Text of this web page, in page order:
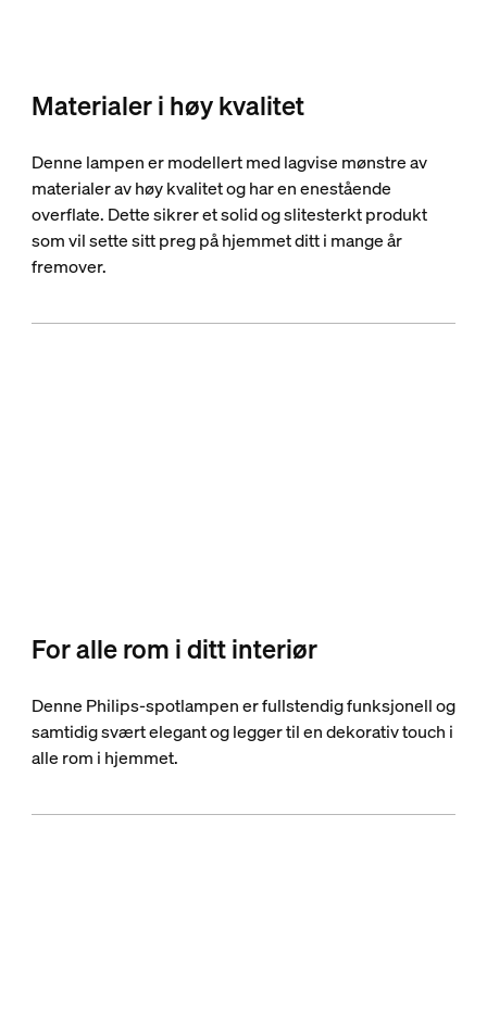
Materialer i høy kvalitet
Denne lampen er modellert med lagvise mønstre av
materialer av høy kvalitet og har en enestående
overflate. Dette sikrer et solid og slitesterkt produkt
som vil sette sitt preg på hjemmet ditt i mange år
fremover.
For alle rom i ditt interiør
Denne Philips-spotlampen er fullstendig funksjonell og
samtidig svært elegant og legger til en dekorativ touch i
alle rom i hjemmet.